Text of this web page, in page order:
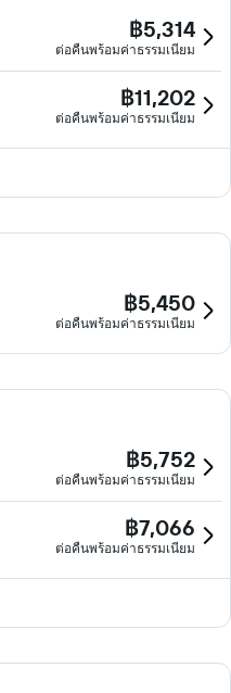
฿5,314
ต่อคืนพร้อมค่าธรรมเนียม
฿11,202
ต่อคืนพร้อมค่าธรรมเนียม
฿5,450
ต่อคืนพร้อมค่าธรรมเนียม
฿5,752
ต่อคืนพร้อมค่าธรรมเนียม
฿7,066
ต่อคืนพร้อมค่าธรรมเนียม